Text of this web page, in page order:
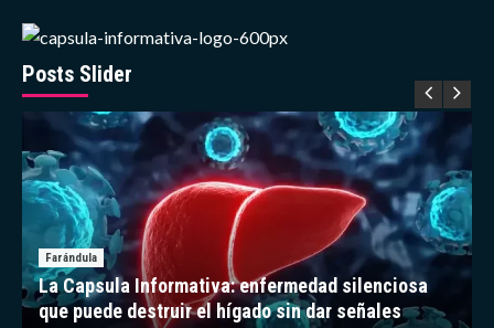
la
Edad
Hielo
un
sapo
extinto
Posts Slider
Farándula
La Capsula Informativa: enfermedad silenciosa
que puede destruir el hígado sin dar señales